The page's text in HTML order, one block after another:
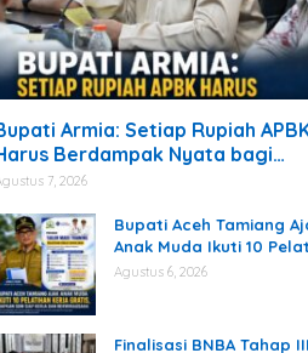
Armia: Setiap Rupiah
Berdampak Nyata bagi
7, 2026
Bupati Aceh Tamiang
Anak Muda Ikuti 10
Kerja Gratis, Siapkan
Agustus 6, 2026
Finalisasi BNBA Tahap III